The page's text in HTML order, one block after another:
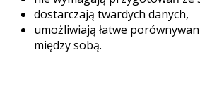
dostarczają twardych danych,
umożliwiają łatwe
między sobą.